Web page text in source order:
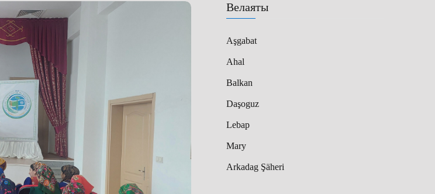
Велаяты
Aşgabat
Ahal
Balkan
Daşoguz
Lebap
Mary
Arkadag Şäheri